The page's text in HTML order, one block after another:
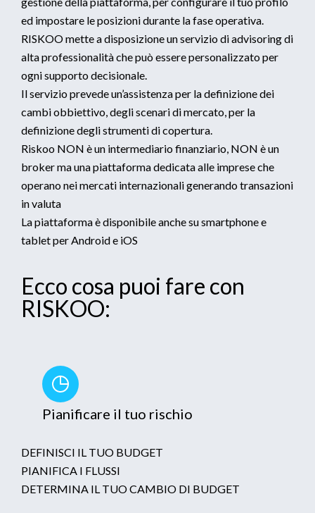
ed impostare le posizioni durante la fase operativa.
RISKOO mette a disposizione un servizio di advisoring di
alta professionalità che può essere personalizzato per
ogni supporto decisionale.
Il servizio prevede un’assistenza per la definizione dei
cambi obbiettivo, degli scenari di mercato, per la
definizione degli strumenti di copertura.
Riskoo NON è un intermediario finanziario, NON è un
broker ma una piattaforma dedicata alle imprese che
operano nei mercati internazionali generando transazioni
in valuta
La piattaforma è disponibile anche su smartphone e
tablet per Android e iOS
Ecco cosa puoi fare con
RISKOO:
Pianificare il tuo rischio
DEFINISCI IL TUO BUDGET
PIANIFICA I FLUSSI
DETERMINA IL TUO CAMBIO DI BUDGET